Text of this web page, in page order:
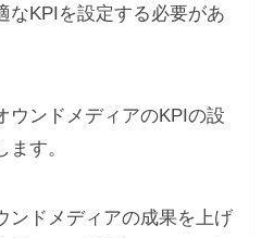
なKPIを設定する必要があ
ウンドメディアのKPIの設
す。
ンドメディアの成果を上げ